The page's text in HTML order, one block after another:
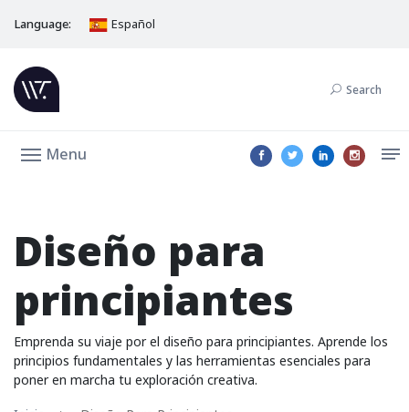
Language: Español
Search
Menu
Diseño para
principiantes
Emprenda su viaje por el diseño para principiantes. Aprende los
principios fundamentales y las herramientas esenciales para
poner en marcha tu exploración creativa.